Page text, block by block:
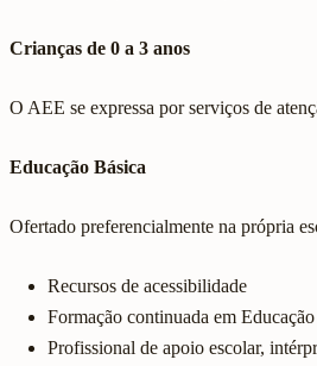
Crianças de 0 a 3 anos
O AEE se expressa por serviços de
Educação Básica
Ofertado preferencialmente na própria
Recursos de acessibilidade
Formação continuada em
Profissional de apoio escolar,